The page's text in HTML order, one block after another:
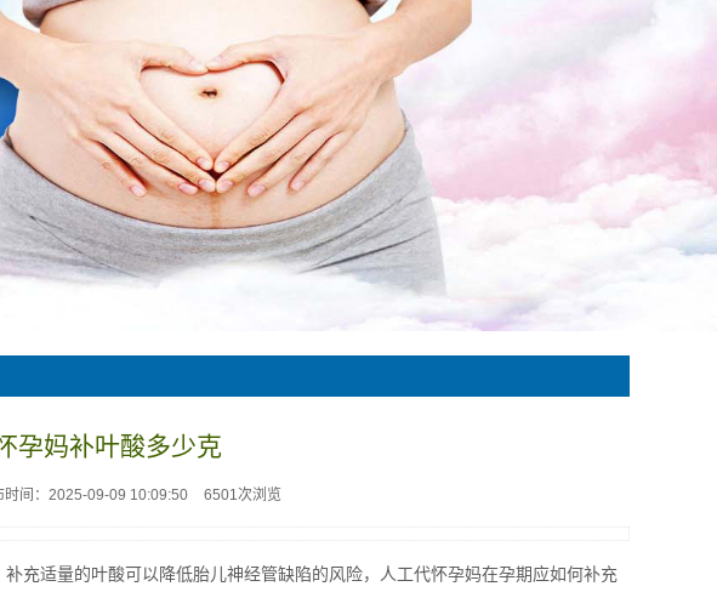
孕妈补叶酸多少克
时间：2025-09-09 10:09:50 6501次浏览
充适量的叶酸可以降低胎儿神经管缺陷的风险，人工代怀孕妈在孕期应如何补充